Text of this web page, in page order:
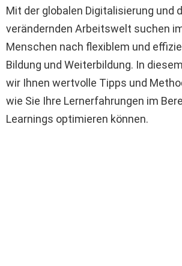
Mit der globalen Digitalisierung und
verändernden Arbeitswelt suchen
Menschen nach flexiblem und
Bildung und Weiterbildung. In
wir Ihnen wertvolle Tipps und
wie Sie Ihre Lernerfahrungen im
Learnings optimieren können.